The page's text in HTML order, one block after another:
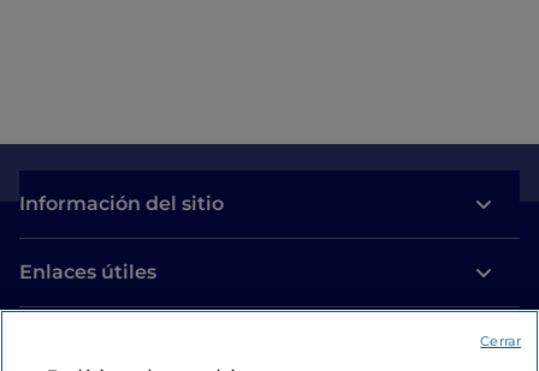
Información del sitio
Enlaces útiles
Cerrar